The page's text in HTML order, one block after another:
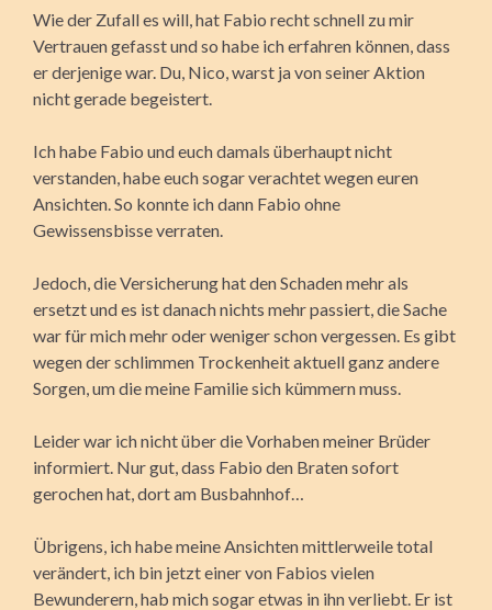
Wie der Zufall es will, hat Fabio recht schnell zu mir
Vertrauen gefasst und so habe ich erfahren können, dass
er derjenige war. Du, Nico, warst ja von seiner Aktion
nicht gerade begeistert.
Ich habe Fabio und euch damals überhaupt nicht
verstanden, habe euch sogar verachtet wegen euren
Ansichten. So konnte ich dann Fabio ohne
Gewissensbisse verraten.
Jedoch, die Versicherung hat den Schaden mehr als
ersetzt und es ist danach nichts mehr passiert, die Sache
war für mich mehr oder weniger schon vergessen. Es gibt
wegen der schlimmen Trockenheit aktuell ganz andere
Sorgen, um die meine Familie sich kümmern muss.
Leider war ich nicht über die Vorhaben meiner Brüder
informiert. Nur gut, dass Fabio den Braten sofort
gerochen hat, dort am Busbahnhof…
Übrigens, ich habe meine Ansichten mittlerweile total
verändert, ich bin jetzt einer von Fabios vielen
Bewunderern, hab mich sogar etwas in ihn verliebt. Er ist